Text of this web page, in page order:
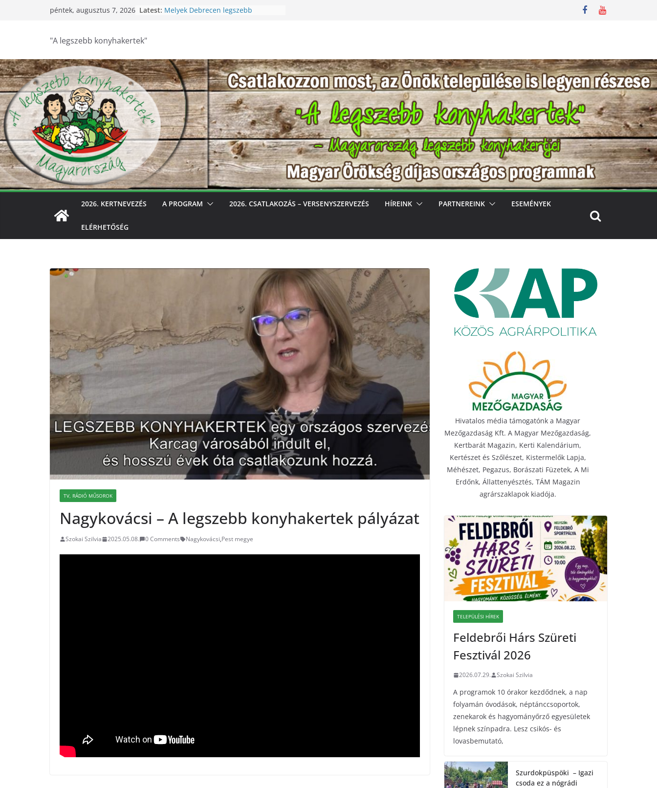
péntek, augusztus 7, 2026 Latest: Melyek Debrecen legszebb
nógrádi óvoda! Különleges módon
nevelik a természet szeretetére a
legkisebbeket
Keresik Debrecen legszebb
konyhakertjeit
Debrecen – Ültess, gondozd, nyerj:
Debrecen legszebb konyhakertjeit
keresik – videóval
"A legszebb konyhakertek"
2026. KERTNEVEZÉS A PROGRAM 2026. CSATLAKOZÁS – VERSENYSZERVEZÉS HÍREINK PARTNEREINK ESEMÉNYEK
ELÉRHETŐSÉG
TV, RÁDIÓ MŰSOROK
Nagykovácsi – A legszebb konyhakertek pályázat
Szokai Szilvia 2025.05.08. 0 Comments Nagykovácsi,Pest megye
Hivatalos média támogatónk a Magyar
Mezőgazdaság Kft. A Magyar Mezőgazdaság,
Kertbarát Magazin, Kerti Kalendárium,
Kertészet és Szőlészet, Kistermelők Lapja,
Méhészet, Pegazus, Borászati Füzetek, A Mi
Erdőnk, Állattenyésztés, TÁM Magazin
agrárszaklapok kiadója.
TELEPÜLÉSI HÍREK
Feldebrői Hárs Szüreti
Fesztivál 2026
2026.07.29. Szokai Szilvia
A programok 10 órakor kezdődnek, a nap
folyamán óvodások, néptánccsoportok,
zenekarok és hagyományőrző egyesületek
lépnek színpadra. Lesz csikós- és
lovasbemutató,
Szurdokpüspöki – Igazi
csoda ez a nógrádi